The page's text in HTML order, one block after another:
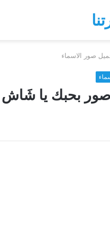
صور الاسماء
بحبك يا شَاش